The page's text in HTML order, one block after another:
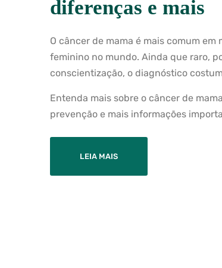
diferenças e mais
O câncer de mama é mais comum
feminino no mundo. Ainda que raro,
conscientização, o diagnóstico
Entenda mais sobre o câncer de
prevenção e mais informações
LEIA MAIS